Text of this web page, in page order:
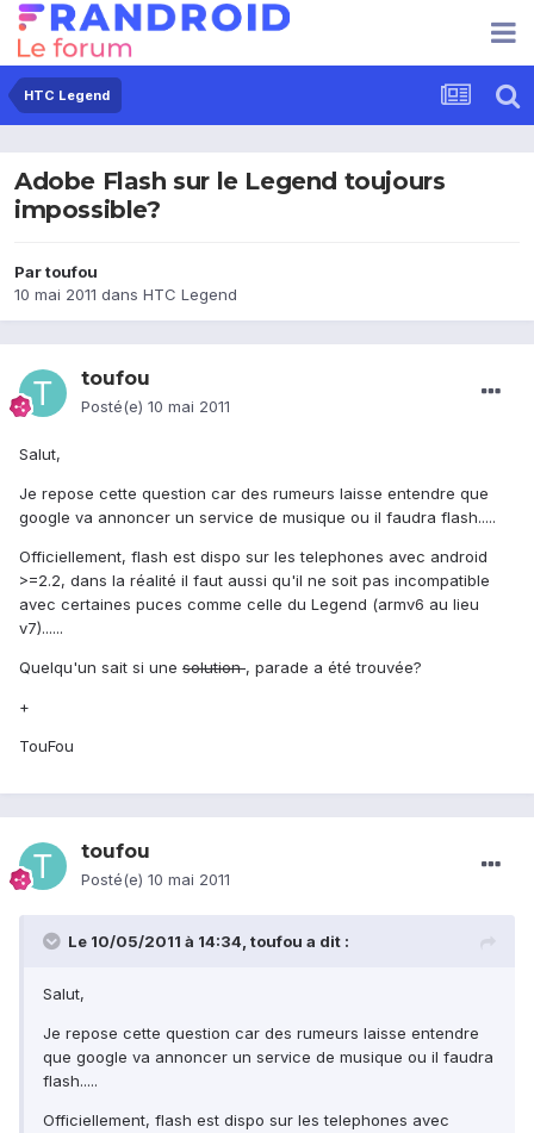
HTC Legend
Adobe Flash sur le Legend toujours
impossible?
Partoufou
10 mai 2011 dans HTC Legend
toufou
Posté(e) 10 mai 2011
Salut,
Je repose cette question car des rumeurs laisse entendre que
google va annoncer un service de musique ou il faudra flash.....
Officiellement, flash est dispo sur les telephones avec android
>=2.2, dans la réalité il faut aussi qu'il ne soit pas incompatible
avec certaines puces comme celle du Legend (armv6 au lieu
v7)......
Quelqu'un sait si une solution, parade a été trouvée?
+
TouFou
toufou
Posté(e) 10 mai 2011
Le 10/05/2011 à 14:34, toufou a dit :
Salut,
Je repose cette question car des rumeurs laisse entendre
que google va annoncer un service de musique ou il faudra
flash.....
Officiellement, flash est dispo sur les telephones avec